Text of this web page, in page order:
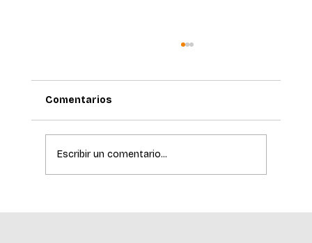
Comentarios
Escribir un comentario...